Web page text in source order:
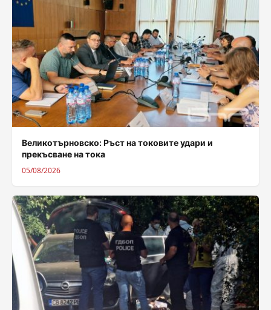
Великотърновско: Ръст на токовите удари и
прекъсване на тока
05/08/2026